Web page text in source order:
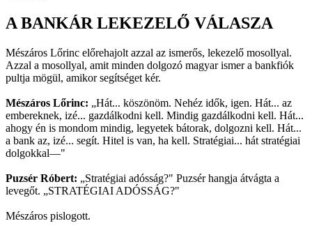
A BANKÁR LEKEZELŐ VÁLASZA
Mészáros Lőrinc előrehajolt azzal az ismerős, lekezelő mosollyal.
Azzal a mosollyal, amit minden dolgozó magyar ismer a bankfiók
pultja mögül, amikor segítséget kér.
Mészáros Lőrinc: „Hát... köszönöm. Nehéz idők, igen. Hát... az
embereknek, izé... gazdálkodni kell. Mindig gazdálkodni kell. Hát...
ahogy én is mondom mindig, legyetek bátorak, dolgozni kell. Hát...
a bank az, izé... segít. Hitel is van, ha kell. Stratégiai... hát stratégiai
dolgokkal—"
Puzsér Róbert: „Stratégiai adósság?" Puzsér hangja átvágta a
levegőt. „STRATÉGIAI ADÓSSÁG?"
Mészáros pislogott.